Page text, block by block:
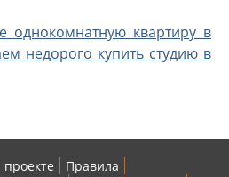
однокомнатную квартиру в
недорого купить студию в
проекте
Правила